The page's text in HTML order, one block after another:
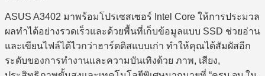
ASUS A3402 มาพร้อมโปรเซสเซอร์ Intel Core ให้การประมวล
ผลทำได้อย่างรวดเร็วและด้วยพื้นที่เก็บข้อมูลแบบ SSD ช่วยอ่าน
และเขียนไฟล์ได้ไวกว่าฮาร์ดดิสแบบเก่า ทำให้คุณได้สัมผัสอีก
ระดับของการทำงานและความบันเทิงด้วย ภาพ, เสียง,